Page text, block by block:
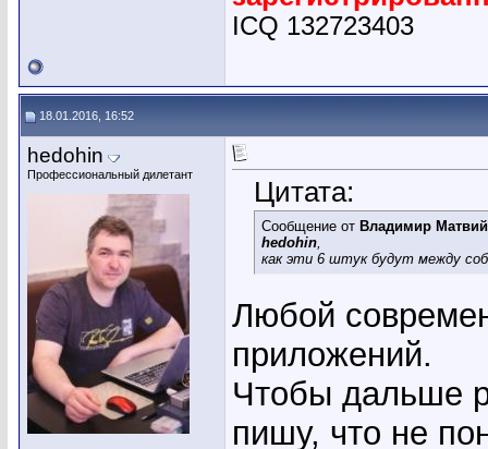
ICQ 132723403
18.01.2016, 16:52
hedohin
Профессиональный дилетант
Цитата:
Сообщение от Владимир
hedohin,
как эти 6 штук будут между
Любой
приложений.
Чтобы дальше
пишу, что не